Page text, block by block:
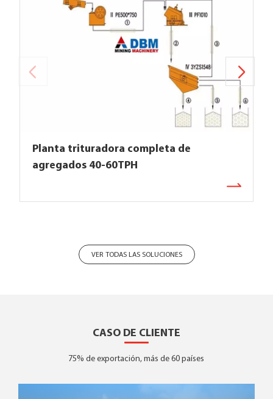
Planta trituradora completa de
agregados 40-60TPH
VER TODAS LAS SOLUCIONES
CASO DE CLIENTE
75% de exportación, más de 60 países